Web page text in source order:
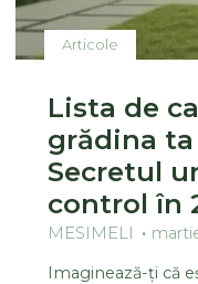
Articole
Lista de
grădina
Secretul
control în
MESIMELI
Imaginează-ți că